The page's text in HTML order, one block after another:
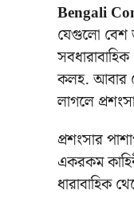
Bengali
যেগুলো বেশ
কলহ. আবার
লাগলে
প্রশংসার
একরকম
ধারাবাহিক